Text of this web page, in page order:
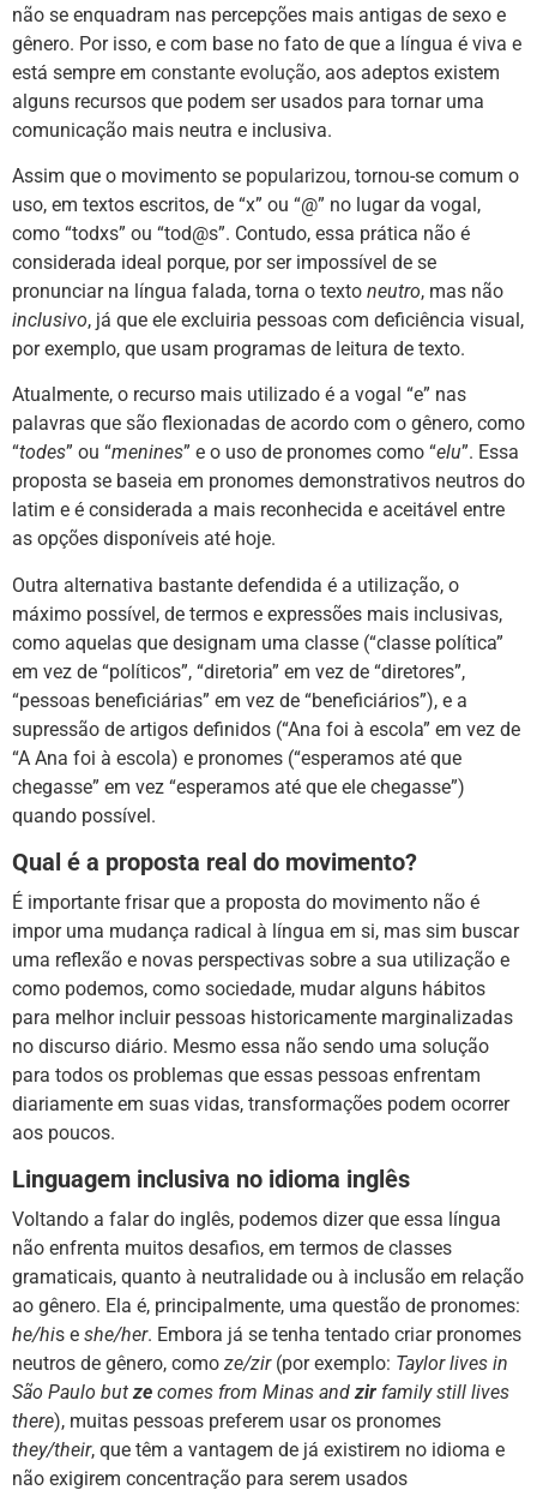
não se enquadram nas percepções mais antigas de sexo e
gênero. Por isso, e com base no fato de que a língua é viva e
está sempre em constante evolução, aos adeptos existem
alguns recursos que podem ser usados para tornar uma
comunicação mais neutra e inclusiva.
Assim que o movimento se popularizou, tornou-se comum o
uso, em textos escritos, de “x” ou “@” no lugar da vogal,
como “todxs” ou “tod@s”. Contudo, essa prática não é
considerada ideal porque, por ser impossível de se
pronunciar na língua falada, torna o texto neutro, mas não
inclusivo, já que ele excluiria pessoas com deficiência visual,
por exemplo, que usam programas de leitura de texto.
Atualmente, o recurso mais utilizado é a vogal “e” nas
palavras que são flexionadas de acordo com o gênero, como
“todes” ou “menines” e o uso de pronomes como “elu”. Essa
proposta se baseia em pronomes demonstrativos neutros do
latim e é considerada a mais reconhecida e aceitável entre
as opções disponíveis até hoje.
Outra alternativa bastante defendida é a utilização, o
máximo possível, de termos e expressões mais inclusivas,
como aquelas que designam uma classe (“classe política”
em vez de “políticos”, “diretoria” em vez de “diretores”,
“pessoas beneficiárias” em vez de “beneficiários”), e a
supressão de artigos definidos (“Ana foi à escola” em vez de
“A Ana foi à escola) e pronomes (“esperamos até que
chegasse” em vez “esperamos até que ele chegasse”)
quando possível.
Qual é a proposta real do movimento?
É importante frisar que a proposta do movimento não é
impor uma mudança radical à língua em si, mas sim buscar
uma reflexão e novas perspectivas sobre a sua utilização e
como podemos, como sociedade, mudar alguns hábitos
para melhor incluir pessoas historicamente marginalizadas
no discurso diário. Mesmo essa não sendo uma solução
para todos os problemas que essas pessoas enfrentam
diariamente em suas vidas, transformações podem ocorrer
aos poucos.
Linguagem inclusiva no idioma inglês
Voltando a falar do inglês, podemos dizer que essa língua
não enfrenta muitos desafios, em termos de classes
gramaticais, quanto à neutralidade ou à inclusão em relação
ao gênero. Ela é, principalmente, uma questão de pronomes:
he/his e she/her. Embora já se tenha tentado criar pronomes
neutros de gênero, como ze/zir(por exemplo: Taylor lives in
São Paulo butze comes from Minas andzir family still lives
there), muitas pessoas preferem usar os pronomes
they/their, que têm a vantagem de já existirem no idioma e
não exigirem concentração para serem usados